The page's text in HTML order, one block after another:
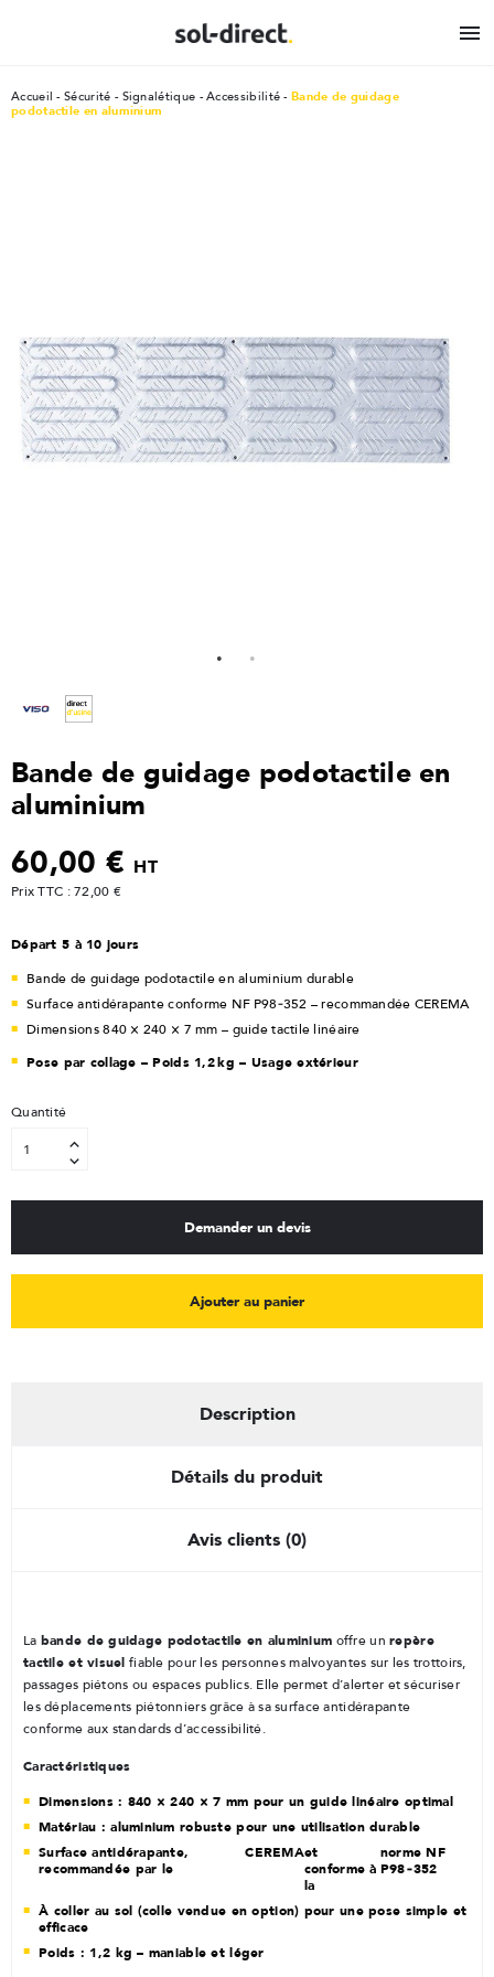

Accueil Sécurité Signalétique - Accessibilité
Bande de guidage
podotactile en aluminium
Bande de guidage podotactile en
aluminium
60,00 € HT
Prix TTC : 72,00 €
Départ 5 à 10 jours
Bande de guidage podotactile en aluminium durable
Surface antidérapante conforme NF P98‑352 – recommandée CEREMA
Dimensions 840 × 240 × 7 mm – guide tactile linéaire
Pose par collage – Poids 1,2 kg – Usage extérieur
Quantité
Demander un devis
Ajouter au panier
Description
Détails du produit
Avis clients (0)
La bande de guidage podotactile en aluminium offre unrepère
tactile et visuel fiable pour les personnes malvoyantes sur les trottoirs,
passages piétons ou espaces publics. Elle permet d’alerter et sécuriser
les déplacements piétonniers grâce à sa surface antidérapante
conforme aux standards d’accessibilité.
Caractéristiques
Dimensions : 840 × 240 × 7 mm pour un guide linéaire optimal
Matériau : aluminium robuste pour une utilisation durable
Surface antidérapante,
recommandée par le
CEREMAet
conforme à
la
norme NF
P98‑352
À coller au sol (colle vendue en option) pour une pose simple et
efficace
Poids : 1,2 kg – maniable et léger